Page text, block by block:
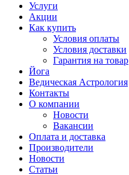
Услуги
Акции
Как купить
Условия оплаты
Условия доставки
Гарантия на товар
Йога
Ведическая Астрология
Контакты
О компании
Новости
Вакансии
Оплата и доставка
Производители
Новости
Статьи